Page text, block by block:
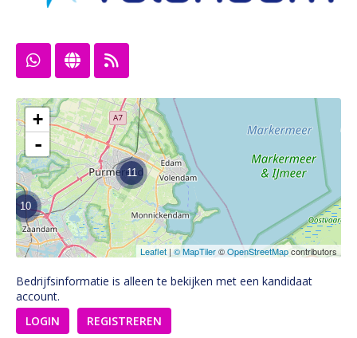
10
11
+
-
Leaflet |© MapTiler©OpenStreetMapcontributors
Bedrijfsinformatie is alleen te bekijken met een kandidaat
account.
LOGIN
REGISTREREN